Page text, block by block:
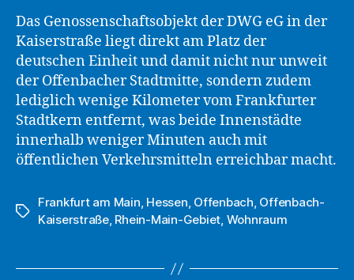
Das Genossenschaftsobjekt der DWG eG in der
Kaiserstraße liegt direkt am Platz der
deutschen Einheit und damit nicht nur unweit
der Offenbacher Stadtmitte, sondern zudem
lediglich wenige Kilometer vom Frankfurter
Stadtkern entfernt, was beide Innenstädte
innerhalb weniger Minuten auch mit
öffentlichen Verkehrsmitteln erreichbar macht.
Schlagwörter
Frankfurt am Main, Hessen, Offenbach, Offenbach-
Kaiserstraße, Rhein-Main-Gebiet, Wohnraum